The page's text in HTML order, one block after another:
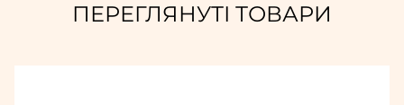
ПЕРЕГЛЯНУТІ ТОВАРИ